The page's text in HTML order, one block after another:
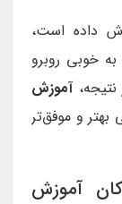
داده است،
خوبی روبرو
آموزش
بهتر و موفق‌تر
آموزش